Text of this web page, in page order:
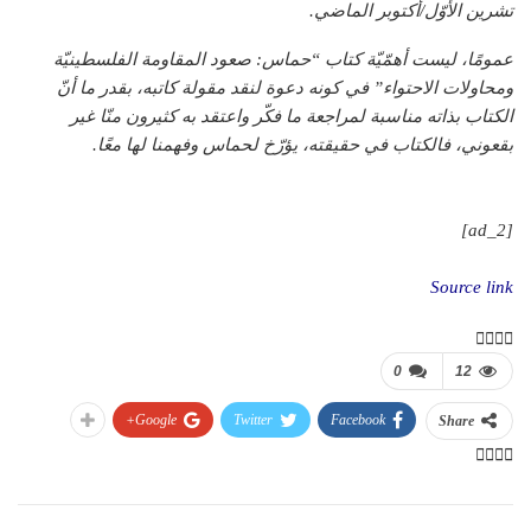
تشرين الأوّل/أكتوبر الماضي.
عمومًا، ليست أهمّيّة كتاب “حماس: صعود المقاومة الفلسطينيّة
ومحاولات الاحتواء” في كونه دعوة لنقد مقولة كاتبه، بقدر ما أنّ
الكتاب بذاته مناسبة لمراجعة ما فكّر واعتقد به كثيرون منّا غير
بقعوني، فالكتاب في حقيقته، يؤرّخ لحماس وفهمنا لها معًا.
[ad_2]
Source link
0 12
Share
Facebook
Twitter
Google+